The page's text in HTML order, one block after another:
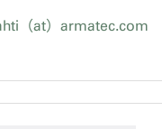
（at）armatec.com